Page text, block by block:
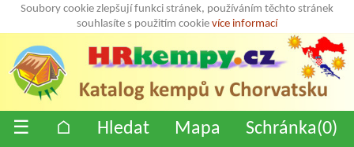
Soubory cookie zlepšují funkci stránek, používáním těchto stránek
souhlasíte s použitím cookie více informací
☰ ⌂ Hledat Mapa Schránka(0)